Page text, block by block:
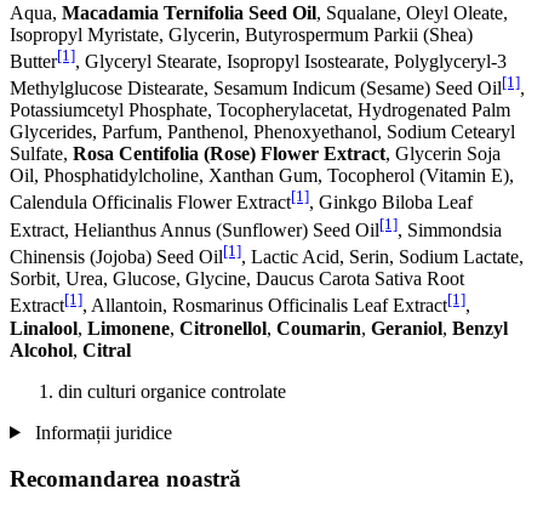
Aqua, Macadamia Ternifolia Seed Oil, Squalane, Oleyl Oleate,
Isopropyl Myristate, Glycerin, Butyrospermum Parkii (Shea)
Butter[1], Glyceryl Stearate, Isopropyl Isostearate, Polyglyceryl-3
Methylglucose Distearate, Sesamum Indicum (Sesame) Seed Oil[1],
Potassiumcetyl Phosphate, Tocopherylacetat, Hydrogenated Palm
Glycerides, Parfum, Panthenol, Phenoxyethanol, Sodium Cetearyl
Sulfate, Rosa Centifolia (Rose) Flower Extract, Glycerin Soja
Oil, Phosphatidylcholine, Xanthan Gum, Tocopherol (Vitamin E),
Calendula Officinalis Flower Extract[1], Ginkgo Biloba Leaf
Extract, Helianthus Annus (Sunflower) Seed Oil[1], Simmondsia
Chinensis (Jojoba) Seed Oil[1], Lactic Acid, Serin, Sodium Lactate,
Sorbit, Urea, Glucose, Glycine, Daucus Carota Sativa Root
Extract[1], Allantoin, Rosmarinus Officinalis Leaf Extract[1],
Linalool, Limonene, Citronellol, Coumarin, Geraniol, Benzyl
Alcohol, Citral
din culturi organice controlate
Informații juridice
Recomandarea noastră